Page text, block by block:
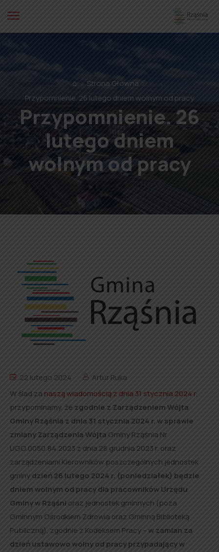
⌂
Strona Główna
Przypomnienie. 26 lutego dniem wolnym od pracy
Przypomnienie. 26
lutego dniem
wolnym od pracy
22 lutego 2024
Artur Ruka
W ślad zanaszą wiadomością z dnia 31 stycznia 2024 r.
przypominamy, że zgodnie z Zarządzeniem Wójta
Gminy Rząśnia z dnia 31 stycznia 2024 r. w sprawie
zmiany Zarządzenia Wójta Gminy Rząśnia Nr
UGO.0050.84.2023 z dnia 28 grudnia 2023 r. oraz
zarządzeniami Kierowników poszczególnych jednostek
gminydzień 26 lutego 2024 r. (poniedziałek) będzie
dniem wolnym od pracy dla pracowników Urzędu
Gminy w Rząśni oraz jednostek gminnych (poza
Gminnym Ośrodkiem Zdrowia oraz Gminną Biblioteką
Publiczną), zgodnie z Kodeksem Pracy –w zamian za
dzień ustawowo wolny od pracy przypadający w